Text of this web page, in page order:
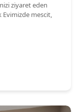
ziyaret eden